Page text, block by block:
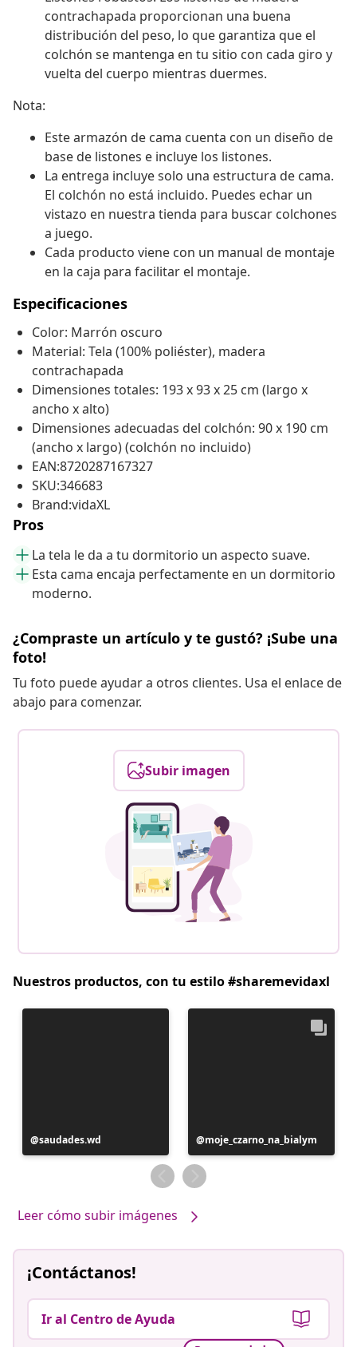
contrachapada proporcionan una buena
distribución del peso, lo que garantiza que el
colchón se mantenga en tu sitio con cada giro y
vuelta del cuerpo mientras duermes.
Nota:
Este armazón de cama cuenta con un diseño de
base de listones e incluye los listones.
La entrega incluye solo una estructura de cama.
El colchón no está incluido. Puedes echar un
vistazo en nuestra tienda para buscar colchones
a juego.
Cada producto viene con un manual de montaje
en la caja para facilitar el montaje.
Especificaciones
Color: Marrón oscuro
Material: Tela (100% poliéster), madera
contrachapada
Dimensiones totales: 193 x 93 x 25 cm (largo x
ancho x alto)
Dimensiones adecuadas del colchón: 90 x 190 cm
(ancho x largo) (colchón no incluido)
EAN:8720287167327
SKU:346683
Brand:vidaXL
Pros
La tela le da a tu dormitorio un aspecto suave.
Esta cama encaja perfectamente en un dormitorio
moderno.
¿Compraste un artículo y te gustó? ¡Sube una
foto!
Tu foto puede ayudar a otros clientes. Usa el enlace de
abajo para comenzar.
Subir imagen
Nuestros productos, con tu estilo #sharemevidaxl
Publicación
realizada
saudades.wd
Publicación
realizada
por
moje_czarno_na_bialym
Leer cómo subir imágenes
¡Contáctanos!
Ir al Centro de Ayuda